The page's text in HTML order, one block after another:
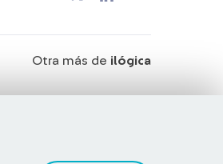
Otra más de ilógica